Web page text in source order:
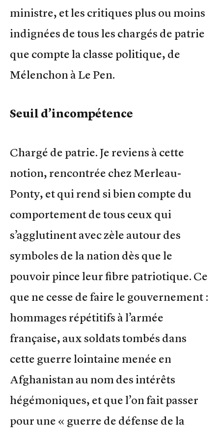
ministre, et les critiques plus ou moins
indignées de tous les chargés de patrie
que compte la classe politique, de
Mélenchon à Le Pen.
Seuil d’incompétence
Chargé de patrie. Je reviens à cette
notion, rencontrée chez Merleau-
Ponty, et qui rend si bien compte du
comportement de tous ceux qui
s’agglutinent avec zèle autour des
symboles de la nation dès que le
pouvoir pince leur fibre patriotique. Ce
que ne cesse de faire le gouvernement :
hommages répétitifs à l’armée
française, aux soldats tombés dans
cette guerre lointaine menée en
Afghanistan au nom des intérêts
hégémoniques, et que l’on fait passer
pour une « guerre de défense de la